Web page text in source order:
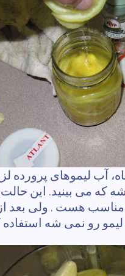
آب لیموهای پرورده
که می بینید. این
هست . ولی بعد